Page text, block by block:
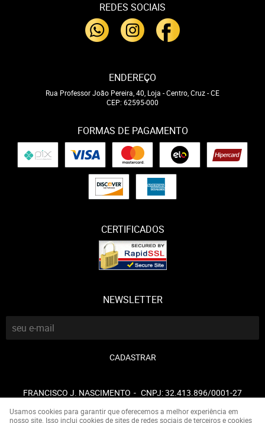
REDES SOCIAIS
ENDEREÇO
Rua Professor João Pereira, 40, Loja -Centro, Cruz-CE
CEP: 62595-000
FORMAS DE PAGAMENTO
CERTIFICADOS
NEWSLETTER
CADASTRAR
FRANCISCO J. NASCIMENTO CNPJ: 32.413.896/0001-27
Usamos cookies para garantir que oferecemos a melhor experiência em
nosso site. Isso inclui cookies de sites de redes sociais de terceiros e cookies